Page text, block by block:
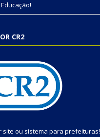
CR2
site ou sistema para prefeituras!